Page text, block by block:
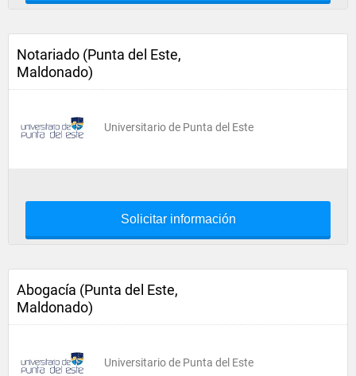
Notariado (Punta del Este,
Maldonado)
Universitario de Punta del Este
Solicitar información
Abogacía (Punta del Este,
Maldonado)
Universitario de Punta del Este